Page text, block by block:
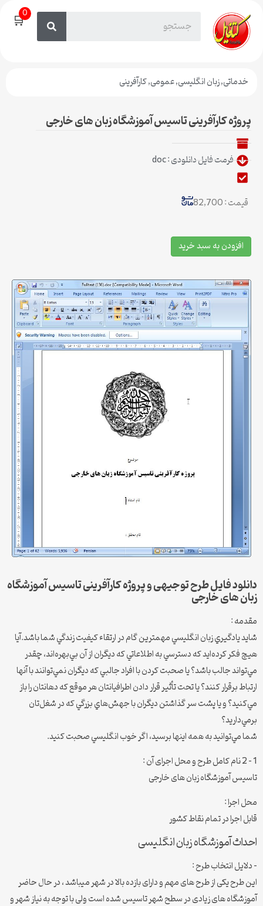
🛒0
خدماتی,زبان انگلیسی,عمومی,کارآفرینی
پروژه کارآفرینی تاسیس آموزشگاه زبان های خارجی
فرمت فایل دانلودی : doc
قیمت : 82,700
افزودن به سبد خرید
دانلود فایل طرح توجیهی و پروژه کارآفرینی تاسیس آموزشگاه
زبان های خارجی
مقدمه :
شايد يادگيري زبان انگليسي مهمترين گام در ارتقاء کيفيت زندگي شما باشد.آيا
هيچ فکر کرده‌ايد که دسترسي به اطلاعاتي که ديگران از آن بي‌بهره‌اند، چقدر
مي‌تواند جالب باشد؟ يا صحبت کردن با افراد جالبي که ديگران نمي‌توانند با آنها
ارتباط برقرار کنند؟ يا تحت تأثير قرار دادن اطرافيانتان هر موقع که دهانتان را باز
مي‌کنيد؟ و يا پشت سر گذاشتن ديگران با جهش‌هاي بزرگي که در شغل‌تان
برمي‌داريد؟
شما مي‌توانيد به همه‌ اينها برسيد، اگر خوب انگليسي صحبت کنيد.
1 – 2 نام کامل طرح و محل اجرای آن :
تاسیس آموزشگاه زبان های خارجی
محل اجرا :
قابل اجرا در تمام نقاط کشور
احداث آموزشگاه زبان انگلیسی
– دلایل انتخاب طرح :
این طرح یکی از طرح های مهم و دارای بازده بالا در شهر میباشد ، در حال حاضر
آموزشگاه های زیادی در سطح شهر تاسیس شده است ولی با توجه به نیاز شهر و